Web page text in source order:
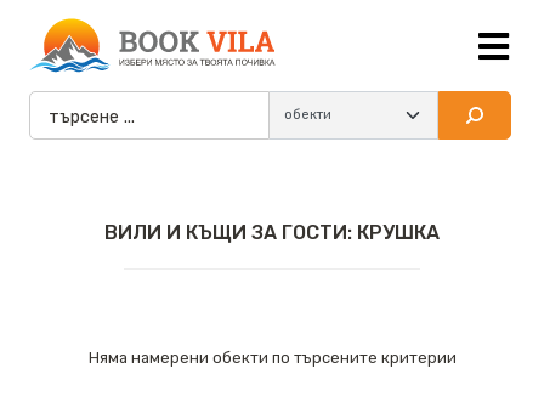
ВИЛИ И КЪЩИ ЗА ГОСТИ: КРУШКА
Няма намерени обекти по търсените критерии